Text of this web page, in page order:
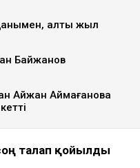
алты жыл
Байжанов
Айжан Аймағанова
талап қойылды